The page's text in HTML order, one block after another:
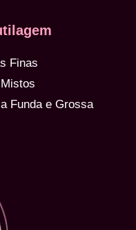
Finas
Funda e Grossa